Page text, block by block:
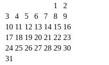
1
2
3
4 5 6 7 8
9
10 11 12 13 14 15 16
17 18 19 20 21 22 23
24 25 26 27 28 29 30
31